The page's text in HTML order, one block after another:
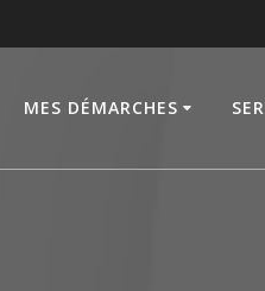
MES DÉMARCHES